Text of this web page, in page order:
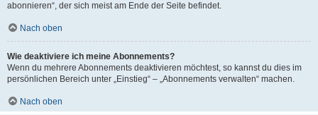
abonnieren“, der sich meist am Ende der Seite befindet.
Nach oben
Wie deaktiviere ich meine Abonnements?
Wenn du mehrere Abonnements deaktivieren möchtest, so kannst du dies im
persönlichen Bereich unter „Einstieg“ – „Abonnements verwalten“ machen.
Nach oben